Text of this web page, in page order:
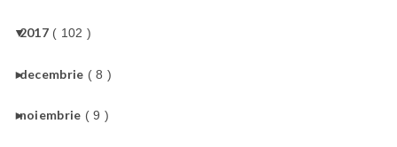
▼
2017 ( 102 )
►
decembrie ( 8 )
►
noiembrie ( 9 )